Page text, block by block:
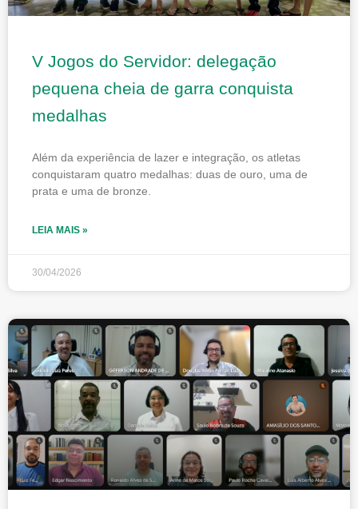
V Jogos do Servidor: delegação
pequena cheia de garra conquista
medalhas
Além da experiência de lazer e integração, os atletas
conquistaram quatro medalhas: duas de ouro, uma de
prata e uma de bronze.
LEIA MAIS »
30/04/2026